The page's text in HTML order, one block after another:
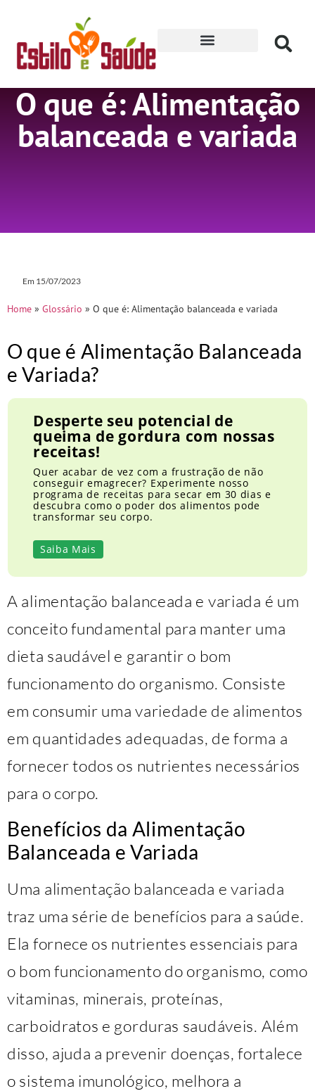
O que é: Alimentação
balanceada e variada
Em 15/07/2023
Home » Glossário » O que é: Alimentação balanceada e variada
O que é Alimentação Balanceada
e Variada?
Desperte seu potencial de
queima de gordura com nossas
receitas!
Quer acabar de vez com a frustração de não
conseguir emagrecer? Experimente nosso
programa de receitas para secar em 30 dias e
descubra como o poder dos alimentos pode
transformar seu corpo.
Saiba Mais
A alimentação balanceada e variada é um
conceito fundamental para manter uma
dieta saudável e garantir o bom
funcionamento do organismo. Consiste
em consumir uma variedade de alimentos
em quantidades adequadas, de forma a
fornecer todos os nutrientes necessários
para o corpo.
Benefícios da Alimentação
Balanceada e Variada
Uma alimentação balanceada e variada
traz uma série de benefícios para a saúde.
Ela fornece os nutrientes essenciais para
o bom funcionamento do organismo, como
vitaminas, minerais, proteínas,
carboidratos e gorduras saudáveis. Além
disso, ajuda a prevenir doenças, fortalece
o sistema imunológico, melhora a